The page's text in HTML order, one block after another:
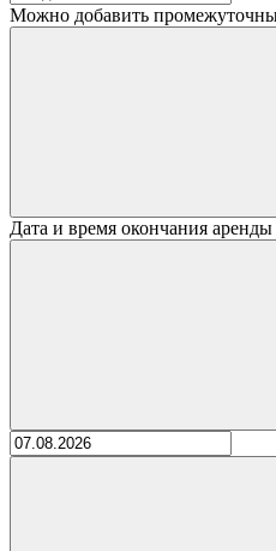
Можно добавить
Дата и время окончания аренды